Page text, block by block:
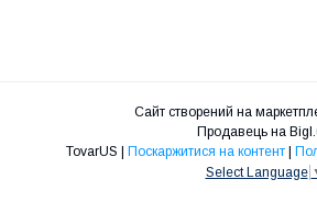
Сайт створений на
Продавець на
TovarUS | Поскаржитися на контент |
Select Language